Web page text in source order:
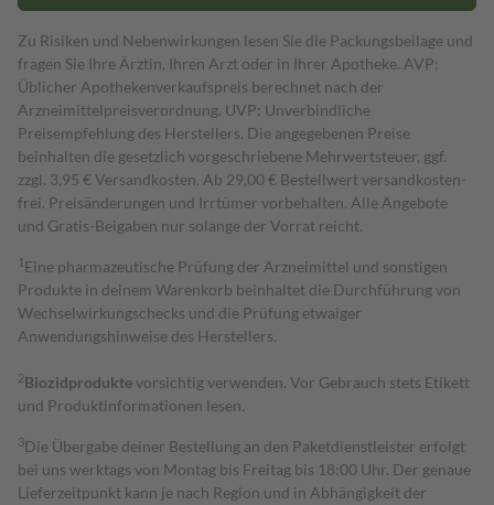
Zu Risiken und Nebenwirkungen lesen Sie die Packungsbeilage und
fragen Sie Ihre Ärztin, Ihren Arzt oder in Ihrer Apotheke. AVP:
Üblicher Apothekenverkaufspreis berechnet nach der
Arzneimittelpreisverordnung. UVP: Unverbindliche
Preisempfehlung des Herstellers. Die angegebenen Preise
beinhalten die gesetzlich vorgeschriebene Mehrwertsteuer, ggf.
zzgl. 3,95 € Versandkosten. Ab 29,00 € Bestell­wert versand­kosten­
frei. Preisänderungen und Irrtümer vorbehalten. Alle Angebote
und Gratis-Beigaben nur solange der Vorrat reicht.
1 Eine pharmazeutische Prüfung der Arzneimittel und sonstigen
Produkte in deinem Warenkorb beinhaltet die Durchführung von
Wechselwirkungschecks und die Prüfung etwaiger
Anwendungshinweise des Herstellers.
2Biozidproduktevorsichtig verwenden. Vor Gebrauch stets Etikett
und Produktinformationen lesen.
3Die Übergabe deiner Bestellung an den Paketdienstleister erfolgt
bei uns werktags von Montag bis Freitag bis 18:00 Uhr. Der genaue
Lieferzeitpunkt kann je nach Region und in Abhängigkeit der